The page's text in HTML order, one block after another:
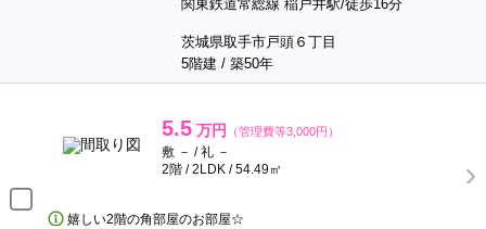
関東鉄道常総線 稲戸井駅/徒歩16分
茨城県取手市戸頭６丁目
5階建 / 築50年
5.5 万円 （管理費等3,000円）
敷 － / 礼 －
2階 / 2LDK / 54.49㎡
嬉しい2階の角部屋のお部屋☆